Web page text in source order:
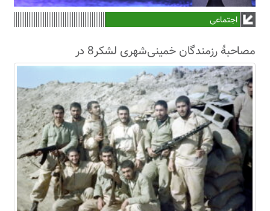
اجتماعی
مصاحبۀ رزمندگان خمینی‌شهری لشکر8 در
سال63+فیلم